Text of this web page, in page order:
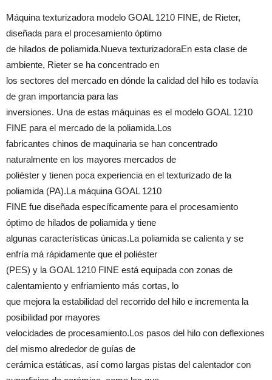
Máquina texturizadora modelo GOAL 1210 FINE, de Rieter,
diseñada para el procesamiento óptimo
de hilados de poliamida.Nueva texturizadoraEn esta clase de
ambiente, Rieter se ha concentrado en
los sectores del mercado en dónde la calidad del hilo es todavía
de gran importancia para las
inversiones. Una de estas máquinas es el modelo GOAL 1210
FINE para el mercado de la poliamida.Los
fabricantes chinos de maquinaria se han concentrado
naturalmente en los mayores mercados de
poliéster y tienen poca experiencia en el texturizado de la
poliamida (PA).La máquina GOAL 1210
FINE fue diseñada específicamente para el procesamiento
óptimo de hilados de poliamida y tiene
algunas características únicas.La poliamida se calienta y se
enfría má rápidamente que el poliéster
(PES) y la GOAL 1210 FINE está equipada con zonas de
calentamiento y enfriamiento más cortas, lo
que mejora la estabilidad del recorrido del hilo e incrementa la
posibilidad por mayores
velocidades de procesamiento.Los pasos del hilo con deflexiones
del mismo alrededor de guías de
cerámica estáticas, así como largas pistas del calentador con